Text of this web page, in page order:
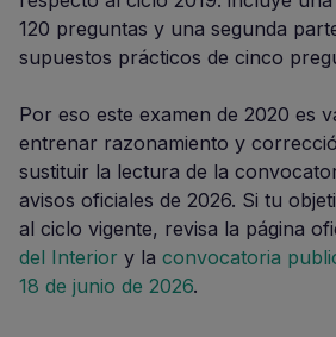
120 preguntas y una segunda
supuestos prácticos de cinco
Por eso este examen de 2020 es
entrenar razonamiento y
sustituir la lectura de la
avisos oficiales de 2026. Si tu
al ciclo vigente, revisa la página
del Interior y la convocatoria
18 de junio de 2026.